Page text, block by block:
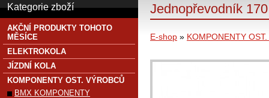
Jednopřevodník
E-shop » KOMPONENTY
Kategorie zboží
AKČNÍ PRODUKTY TOHOTO
MĚSÍCE
ELEKTROKOLA
JÍZDNÍ KOLA
KOMPONENTY OST. VÝROBCŮ
BMX KOMPONENTY